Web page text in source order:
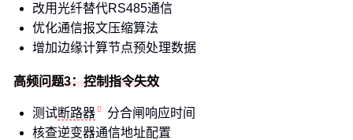
改用光纤替代RS485通信
优化通信报文压缩算法
增加边缘计算节点预处理数据
高频问题3：控制指令失效
测试断路器
分合闸响应时间
核查逆变器通信地址配置